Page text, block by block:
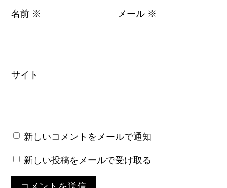
名前 ※ メール ※
サイト
新しいコメントをメールで通知
新しい投稿をメールで受け取る